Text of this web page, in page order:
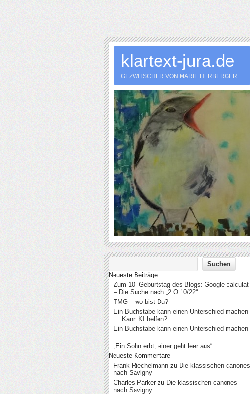
klartext-jura.de
GEZWITSCHER VON MARIE HERBERGER
Neueste Beiträge
Zum 10. Geburtstag des Blogs: Google calculat
– Die Suche nach „2 O 10/22“
TMG – wo bist Du?
Ein Buchstabe kann einen Unterschied machen
… Kann KI helfen?
Ein Buchstabe kann einen Unterschied machen
…
„Ein Sohn erbt, einer geht leer aus“
Neueste Kommentare
Frank Riechelmann zu Die klassischen canones
nach Savigny
Charles Parker zu Die klassischen canones
nach Savigny